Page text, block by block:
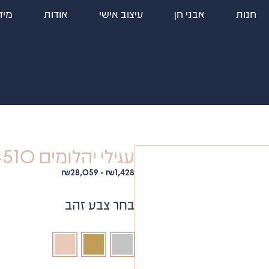
חנות אבני חן עיצוב אישי אודות
עגילי יהלומים 4510
₪1,428
-
₪28,059
בחר צבע זהב